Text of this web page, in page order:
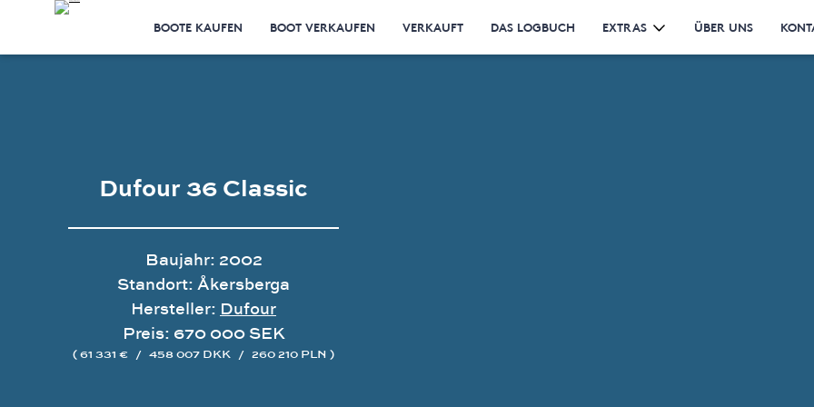
BOOTE KAUFEN BOOT VERKAUFEN VERKAUFT DAS LOGBUCH EXTRAS ÜBER UNS
Dufour 36 Classic
Baujahr: 2002
Standort: Åkersberga
Hersteller: Dufour
Preis: 670 000 SEK
( 61 331 € / 458 007 DKK / 260 210 PLN )